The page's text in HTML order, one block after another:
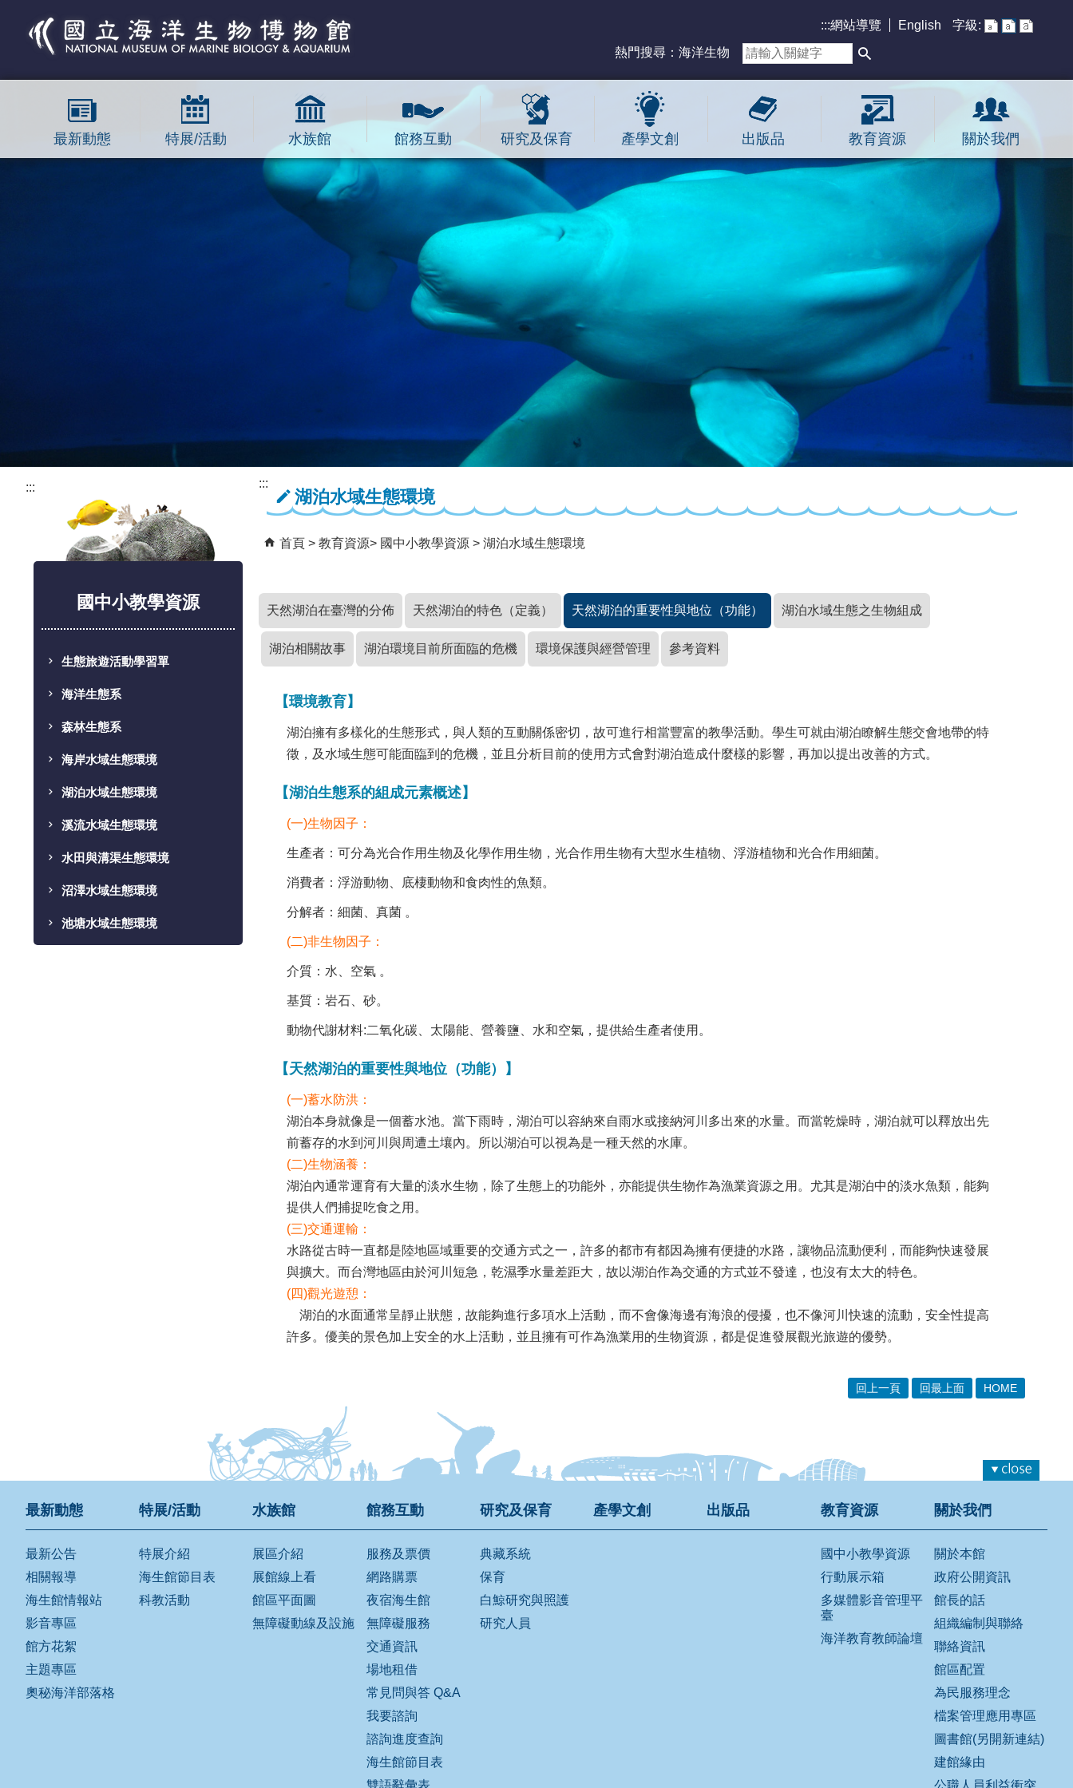
跳到主要內容區塊 :::網站導覽 English
字級:
熱門搜尋： 海洋生物
最新動態 特展/活動 水族館 館務互動 研究及保育 產學文創 出版品 教育資源 關於我們
:::
國中小教學資源
生態旅遊活動學習單
海洋生態系
森林生態系
海岸水域生態環境
湖泊水域生態環境
溪流水域生態環境
水田與溝渠生態環境
沼澤水域生態環境
池塘水域生態環境
:::
湖泊水域生態環境
首頁 教育資源 國中小教學資源 湖泊水域生態環境
天然湖泊在臺灣的分佈 天然湖泊的特色（定義） 天然湖泊的重要性與地位（功能） 湖泊水域生態之生物組成
湖泊相關故事 湖泊環境目前所面臨的危機 環境保護與經營管理 參考資料
【環境教育】
湖泊擁有多樣化的生態形式，與人類的互動關係密切，故可進行相當豐富的教學活動。學生可就由湖泊瞭解生態交會地帶的特
徵，及水域生態可能面臨到的危機，並且分析目前的使用方式會對湖泊造成什麼樣的影響，再加以提出改善的方式。
【湖泊生態系的組成元素概述】
(一)生物因子：
生產者：可分為光合作用生物及化學作用生物，光合作用生物有大型水生植物、浮游植物和光合作用細菌。
消費者：浮游動物、底棲動物和食肉性的魚類。
分解者：細菌、真菌 。
(二)非生物因子：
介質：水、空氣 。
基質：岩石、砂。
動物代謝材料:二氧化碳、太陽能、營養鹽、水和空氣，提供給生產者使用。
【天然湖泊的重要性與地位（功能）】
(一)蓄水防洪：
湖泊本身就像是一個蓄水池。當下雨時，湖泊可以容納來自雨水或接納河川多出來的水量。而當乾燥時，湖泊就可以釋放出先
前蓄存的水到河川與周遭土壤內。所以湖泊可以視為是一種天然的水庫。
(二)生物涵養：
湖泊內通常運育有大量的淡水生物，除了生態上的功能外，亦能提供生物作為漁業資源之用。尤其是湖泊中的淡水魚類，能夠
提供人們捕捉吃食之用。
(三)交通運輸：
水路從古時一直都是陸地區域重要的交通方式之一，許多的都市有都因為擁有便捷的水路，讓物品流動便利，而能夠快速發展
與擴大。而台灣地區由於河川短急，乾濕季水量差距大，故以湖泊作為交通的方式並不發達，也沒有太大的特色。
(四)觀光遊憩：
湖泊的水面通常呈靜止狀態，故能夠進行多項水上活動，而不會像海邊有海浪的侵擾，也不像河川快速的流動，安全性提高
許多。優美的景色加上安全的水上活動，並且擁有可作為漁業用的生物資源，都是促進發展觀光旅遊的優勢。
回上一頁 回最上面 HOME
最新動態
最新公告
相關報導
海生館情報站
影音專區
館方花絮
主題專區
奧秘海洋部落格
特展/活動
特展介紹
海生館節目表
科教活動
水族館
展區介紹
展館線上看
館區平面圖
無障礙動線及設施
館務互動
服務及票價
網路購票
夜宿海生館
無障礙服務
交通資訊
場地租借
常見問與答 Q&A
我要諮詢
諮詢進度查詢
海生館節目表
雙語辭彙表
研究及保育
典藏系統
保育
白鯨研究與照護
研究人員
產學文創 出版品 教育資源
國中小教學資源
行動展示箱
多媒體影音管理平
臺
海洋教育教師論壇
關於我們
關於本館
政府公開資訊
館長的話
組織編制與聯絡
聯絡資訊
館區配置
為民服務理念
檔案管理應用專區
圖書館(另開新連結)
建館緣由
公職人員利益衝突